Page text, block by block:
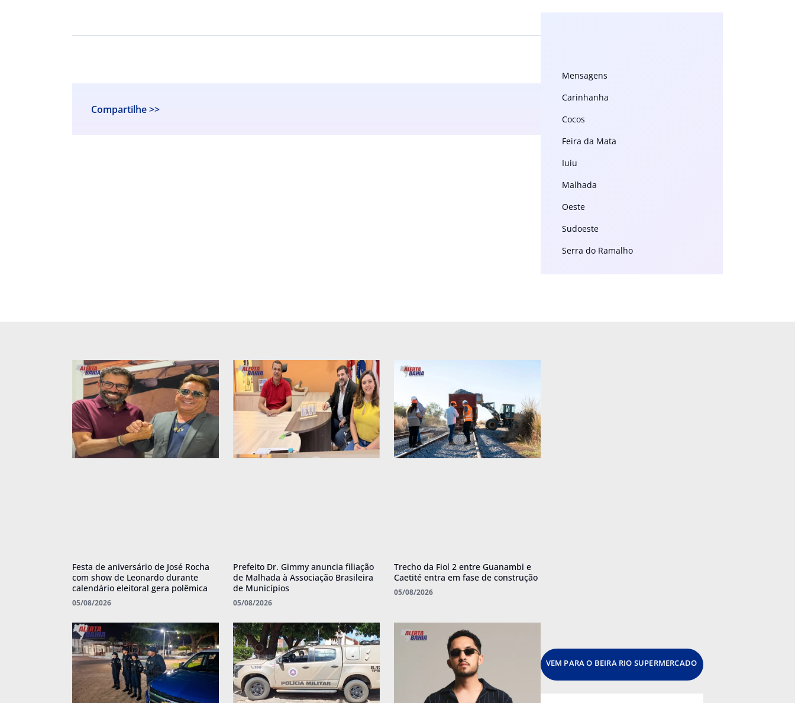
Compartilhe >>
Mensagens
Carinhanha
Cocos
Feira da Mata
Iuiu
Malhada
Oeste
Sudoeste
Serra do Ramalho
Festa de aniversário de José Rocha
com show de Leonardo durante
calendário eleitoral gera polêmica
05/08/2026
Prefeito Dr. Gimmy anuncia filiação
de Malhada à Associação Brasileira
de Municípios
05/08/2026
Trecho da Fiol 2 entre Guanambi e
Caetité entra em fase de construção
05/08/2026
VEM PARA O BEIRA RIO SUPERMERCADO